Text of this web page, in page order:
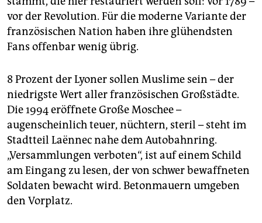
vor der Revolution. Für die moderne Variante der
französischen Nation haben ihre glühendsten
Fans offenbar wenig übrig.
8 Prozent der Lyoner sollen Muslime sein – der
niedrigste Wert aller französischen Großstädte.
Die 1994 eröffnete Große Moschee –
augenscheinlich teuer, nüchtern, steril – steht im
Stadtteil Laënnec nahe dem Autobahnring.
„Versammlungen verboten“, ist auf einem Schild
am Eingang zu lesen, der von schwer bewaffneten
Soldaten bewacht wird. Betonmauern umgeben
den Vorplatz.